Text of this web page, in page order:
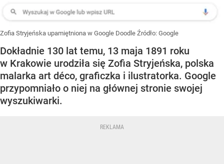
Zofia Stryjeńska upamiętniona w Google Doodle Źródło: Google
Dokładnie 130 lat temu, 13 maja 1891 roku
w Krakowie urodziła się Zofia Stryjeńska, polska
malarka art déco, graficzka i ilustratorka. Google
przypomniało o niej na głównej stronie swojej
wyszukiwarki.